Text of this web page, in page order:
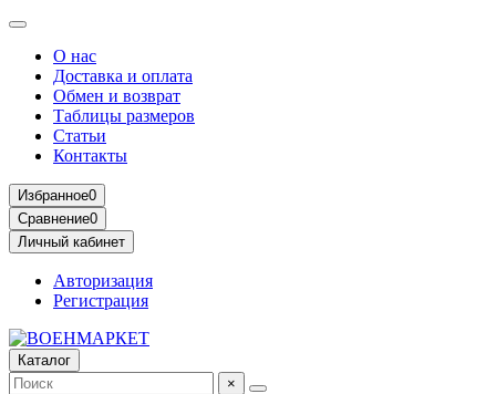
О нас
Доставка и оплата
Обмен и возврат
Таблицы размеров
Статьи
Контакты
Избранное0
Сравнение0
Личный кабинет
Авторизация
Регистрация
Каталог
×